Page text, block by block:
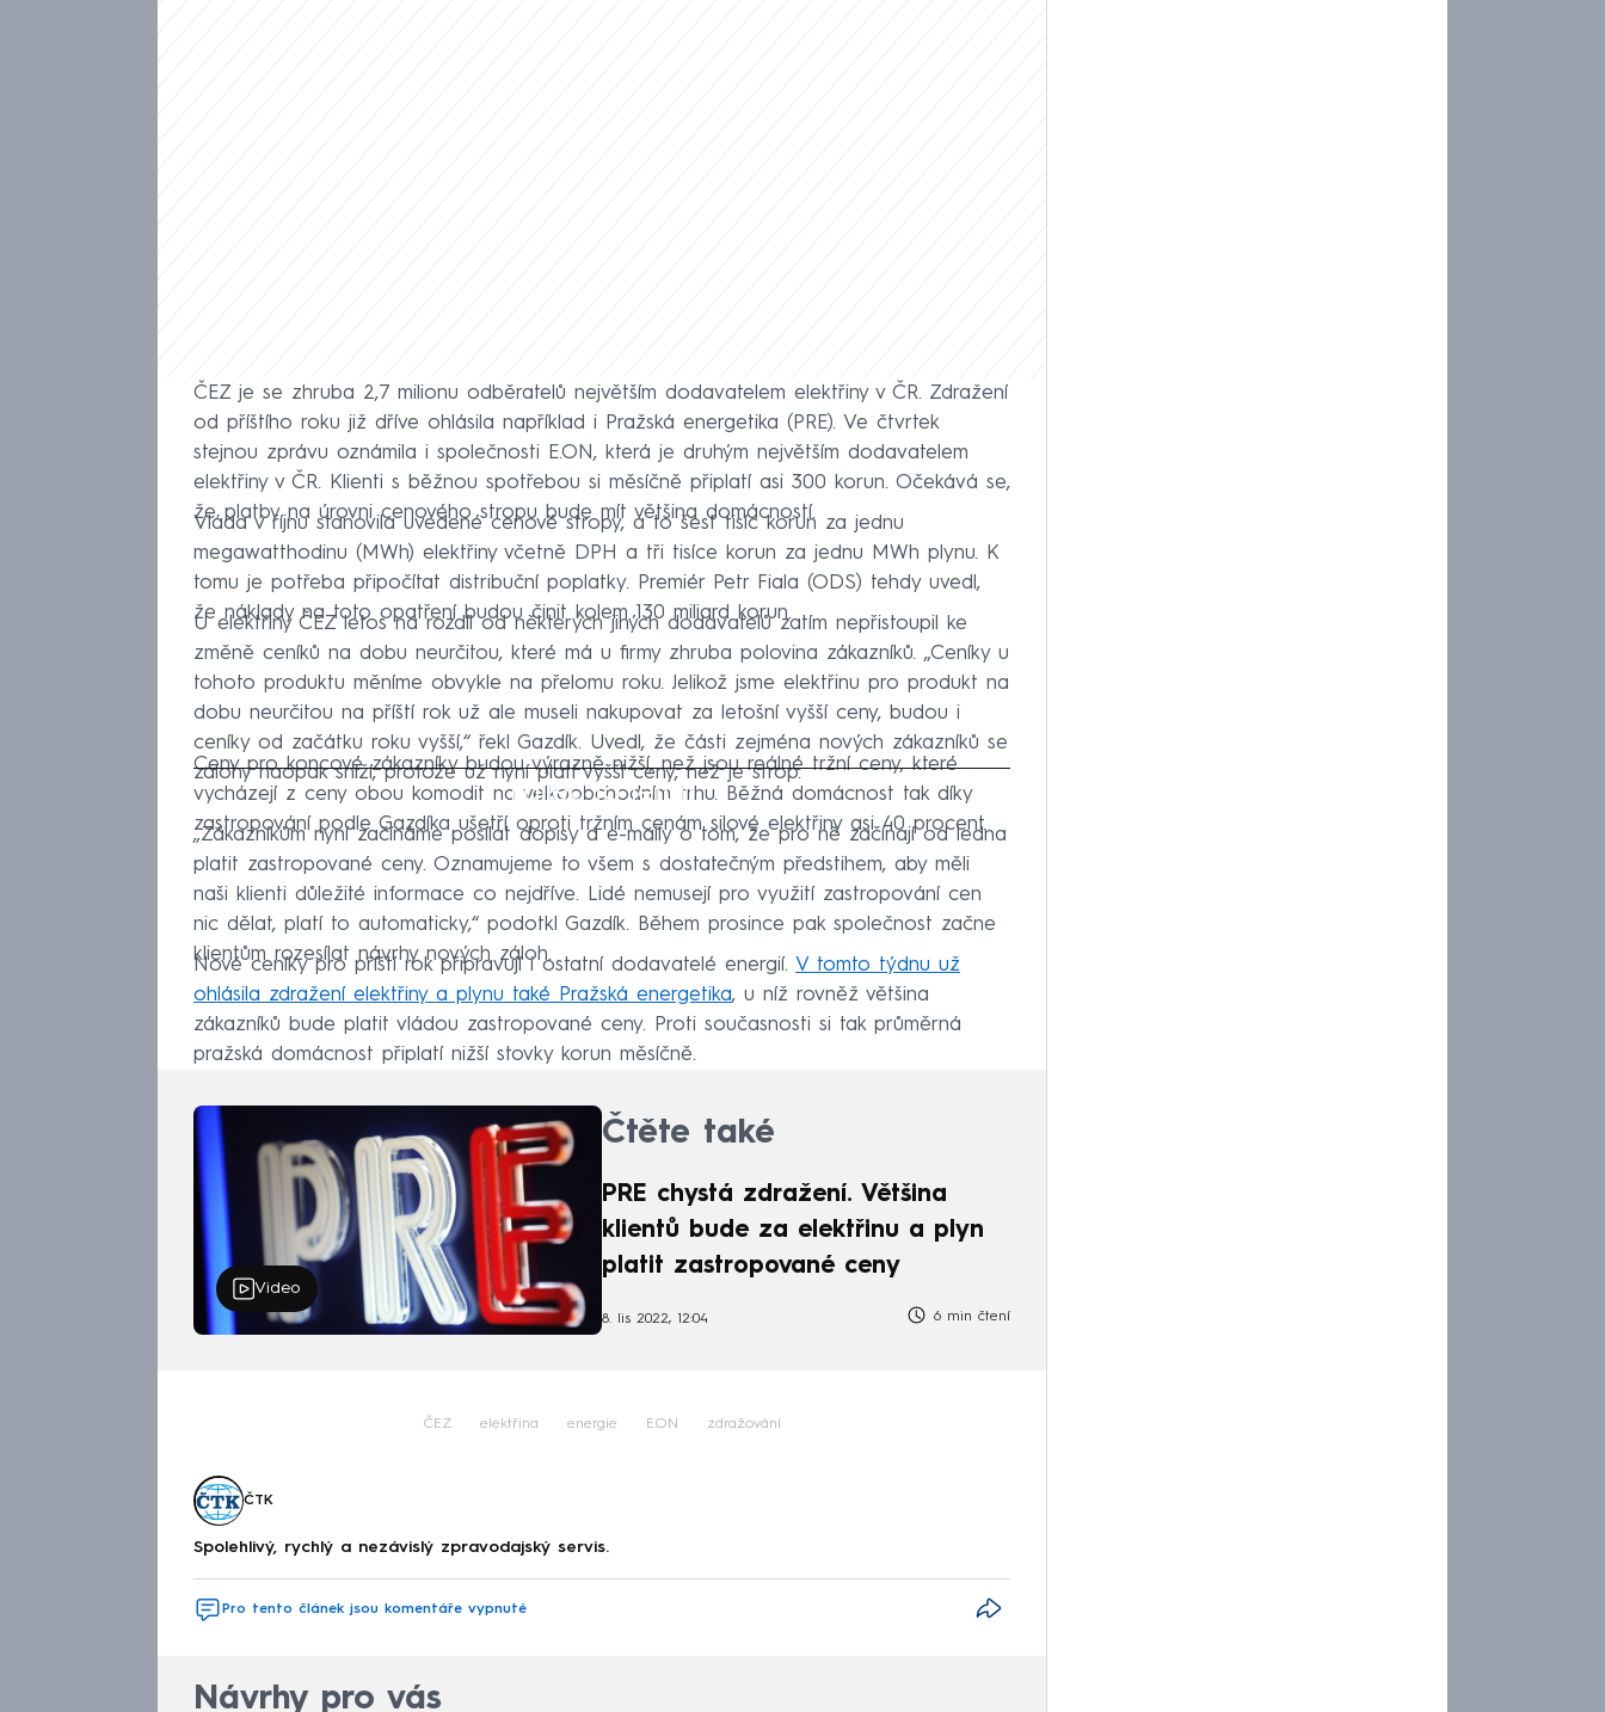
ČEZ je se zhruba 2,7 milionu odběratelů největším dodavatelem elektřiny v ČR. Zdražení
od příštího roku již dříve ohlásila například i Pražská energetika (PRE). Ve čtvrtek
stejnou zprávu oznámila i společnosti E.ON, která je druhým největším dodavatelem
elektřiny v ČR. Klienti s běžnou spotřebou si měsíčně připlatí asi 300 korun. Očekává se,
že platby na úrovni cenového stropu bude mít většina domácností.
Vláda v říjnu stanovila uvedené cenové stropy, a to šest tisíc korun za jednu
megawatthodinu (MWh) elektřiny včetně DPH a tři tisíce korun za jednu MWh plynu. K
tomu je potřeba připočítat distribuční poplatky. Premiér Petr Fiala (ODS) tehdy uvedl,
že náklady na toto opatření budou činit kolem 130 miliard korun.
U elektřiny ČEZ letos na rozdíl od některých jiných dodavatelů zatím nepřistoupil ke
změně ceníků na dobu neurčitou, které má u firmy zhruba polovina zákazníků. „Ceníky u
tohoto produktu měníme obvykle na přelomu roku. Jelikož jsme elektřinu pro produkt na
dobu neurčitou na příští rok už ale museli nakupovat za letošní vyšší ceny, budou i
ceníky od začátku roku vyšší,“ řekl Gazdík. Uvedl, že části zejména nových zákazníků se
zálohy naopak sníží, protože už nyní platí vyšší ceny, než je strop.
Failed to fetch
Ceny pro koncové zákazníky budou výrazně nižší, než jsou reálné tržní ceny, které
vycházejí z ceny obou komodit na velkoobchodním trhu. Běžná domácnost tak díky
zastropování podle Gazdíka ušetří oproti tržním cenám silové elektřiny asi 40 procent.
„Zákazníkům nyní začínáme posílat dopisy a e-maily o tom, že pro ně začínají od ledna
platit zastropované ceny. Oznamujeme to všem s dostatečným předstihem, aby měli
naši klienti důležité informace co nejdříve. Lidé nemusejí pro využití zastropování cen
nic dělat, platí to automaticky,“ podotkl Gazdík. Během prosince pak společnost začne
klientům rozesílat návrhy nových záloh.
Nové ceníky pro příští rok připravují i ostatní dodavatelé energií. V tomto týdnu už
ohlásila zdražení elektřiny a plynu také Pražská energetika, u níž rovněž většina
zákazníků bude platit vládou zastropované ceny. Proti současnosti si tak průměrná
pražská domácnost připlatí nižší stovky korun měsíčně.
Video
Čtěte také
PRE chystá zdražení. Většina
klientů bude za elektřinu a plyn
platit zastropované ceny
8. lis 2022, 12:04 6 min čtení
ČEZ elektřina energie E.ON zdražování
ČTK
Spolehlivý, rychlý a nezávislý zpravodajský servis.
Pro tento článek jsou komentáře vypnuté
Návrhy pro vás